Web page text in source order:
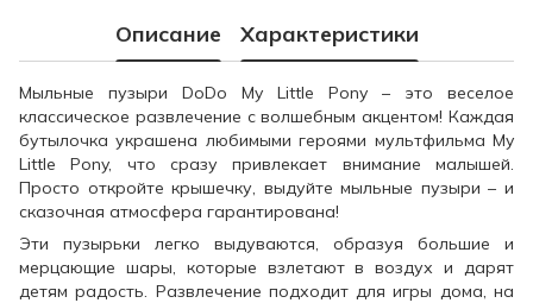
Описание Характеристики
Мыльные пузыри DoDo My Little Pony – это веселое
классическое развлечение с волшебным акцентом! Каждая
бутылочка украшена любимыми героями мультфильма My
Little Pony, что сразу привлекает внимание малышей.
Просто откройте крышечку, выдуйте мыльные пузыри – и
сказочная атмосфера гарантирована!
Эти пузырьки легко выдуваются, образуя большие и
мерцающие шары, которые взлетают в воздух и дарят
детям радость. Развлечение подходит для игры дома, на